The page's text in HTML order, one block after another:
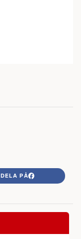
DELA PÅ